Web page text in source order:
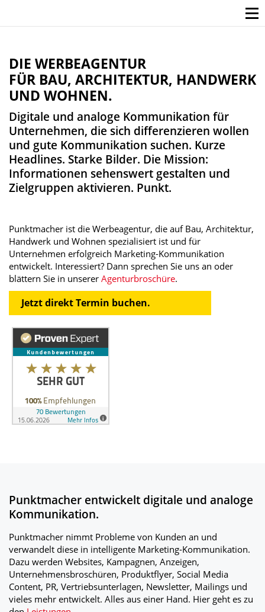
DIE WERBEAGENTUR
FÜR BAU, ARCHITEKTUR, HANDWERK
UND WOHNEN.
Digitale und analoge Kommunikation für
Unternehmen, die sich differenzieren wollen
und gute Kommunikation suchen. Kurze
Headlines. Starke Bilder. Die Mission:
Informationen sehenswert gestalten und
Zielgruppen aktivieren. Punkt.
Punktmacher ist die Werbeagentur, die auf Bau, Architektur,
Handwerk und Wohnen spezialisiert ist und für
Unternehmen erfolgreich Marketing-Kommunikation
entwickelt. Interessiert? Dann sprechen Sie uns an oder
blättern Sie in unserer Agenturbroschüre.
Jetzt direkt Termin buchen.
Punktmacher entwickelt digitale und analoge
Kommunikation.
Punktmacher nimmt Probleme von Kunden an und
verwandelt diese in intelligente Marketing-Kommunikation.
Dazu werden Websites, Kampagnen, Anzeigen,
Unternehmensbroschüren, Produktflyer, Social Media
Content, PR, Vertriebsunterlagen, Newsletter, Mailings und
vieles mehr entwickelt. Alles aus einer Hand. Hier geht es zu